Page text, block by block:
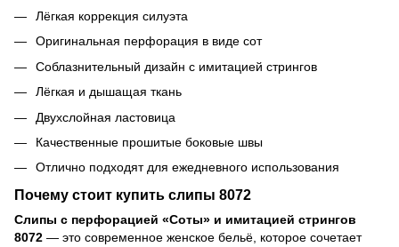
Лёгкая коррекция силуэта
Оригинальная перфорация в виде сот
Соблазнительный дизайн с имитацией стрингов
Лёгкая и дышащая ткань
Двухслойная ластовица
Качественные прошитые боковые швы
Отлично подходят для ежедневного использования
Почему стоит купить слипы 8072
Слипы с перфорацией «Соты» и имитацией стрингов
8072 — это современное женское бельё, которое сочетает